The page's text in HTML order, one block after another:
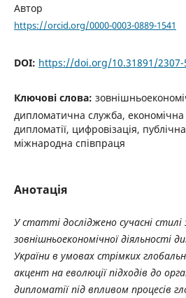
Автор
https://orcid.org/0000-0003-0889-1541
DOI: https://doi.org/10.31891/2307-
Ключові слова:
дипломатична служба, економічна
дипломатії, цифровізація,
міжнародна співпраця
Анотація
У статті досліджено сучасні стилі
зовнішньоекономічної
України в умовах стрімких
акцент на еволюції підходів до
дипломатії під впливом процесів